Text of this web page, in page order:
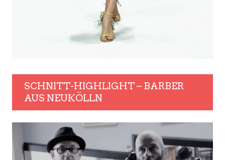
SCHNITT-HIGHLIGHT – BARBER
AUS NEUKÖLLN